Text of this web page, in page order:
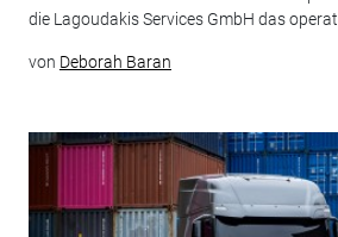
die Lagoudakis Services GmbH das
von Deborah Baran